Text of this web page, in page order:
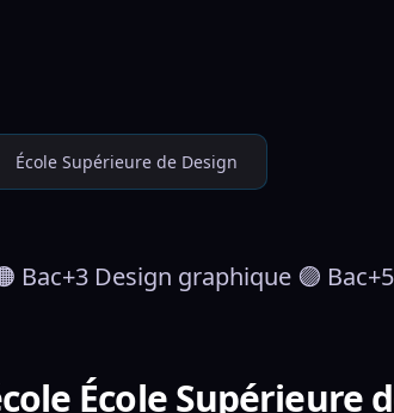
École Supérieure de Design
Bac+3 Design graphique 🟣
École Supérieure